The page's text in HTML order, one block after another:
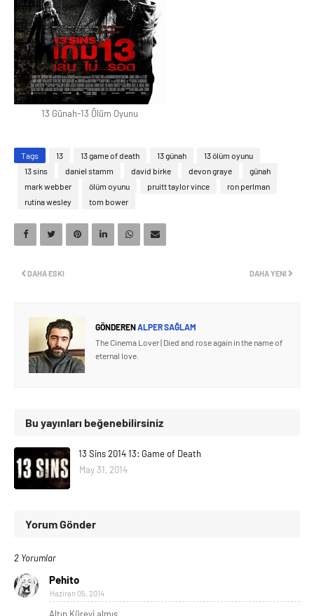
13 Günah-13 Ölüm Oyunu
Tags 13 13 game of death 13 günah
13 ölüm oyunu
13 sins
daniel stamm david birke devon graye
günah
mark webber
ölüm oyunu pruitt taylor vince
ron perlman
rutina wesley
tom bower
DAHA YENI
DAHA ESKI
GÖNDERENALPER SAĞLAM
The Cinema Lover | Died and rose again in the name of
eternal love.
Bu yayınları beğenebilirsiniz
13 Sins 2014 13: Game of Death
May 31, 2014
Yorum Gönder
2 Yorumlar
Pehito
Haziran 05, 2014